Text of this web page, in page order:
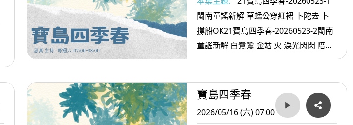
閩南童謠新解 草蜢公穿紅裙 卜陀去 卜
撐船OK21寶島四季春-20260523-2閩南
童謠新解 白鷺鷥 金姑 火 淚光閃閃 陪我
看日出 -2
寶島四季春
2026/05/16 (六) 07:00